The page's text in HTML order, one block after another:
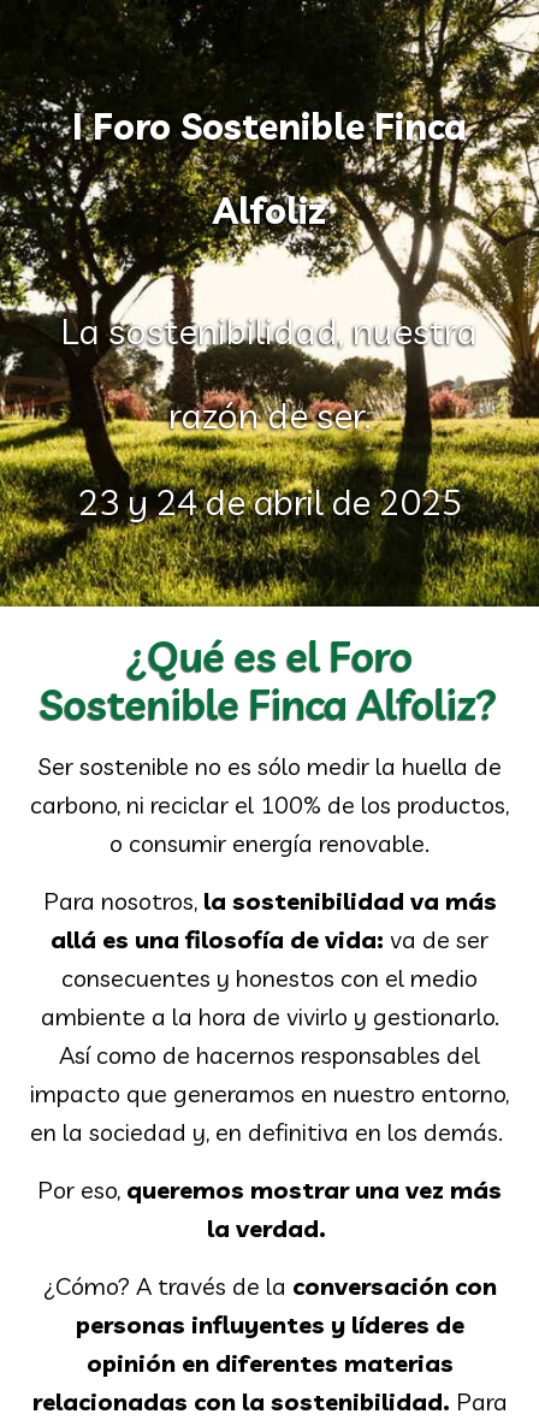
I Foro Sostenible Finca
Alfoliz
La sostenibilidad, nuestra
razón de ser.
23 y 24 de abril de 2025
¿Qué es el Foro
Sostenible Finca Alfoliz?
Ser sostenible no es sólo medir la huella de
carbono, ni reciclar el 100% de los productos,
o consumir energía renovable.
Para nosotros, la sostenibilidad va más
allá es una filosofía de vida: va de ser
consecuentes y honestos con el medio
ambiente a la hora de vivirlo y gestionarlo.
Así como de hacernos responsables del
impacto que generamos en nuestro entorno,
en la sociedad y, en definitiva en los demás.
Por eso, queremos mostrar una vez más
la verdad.
¿Cómo? A través de la conversación con
personas influyentes y líderes de
opinión en diferentes materias
relacionadas con la sostenibilidad. Para